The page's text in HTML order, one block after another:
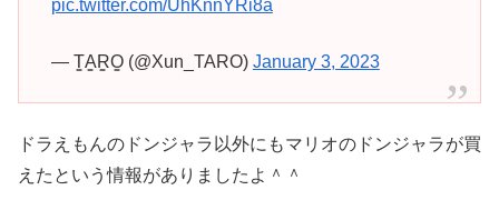
pic.twitter.com/UhKnnYRi8a
— T̳A̳R̳O̳ (@Xun_TARO) January 3, 2023
ドラえもんのドンジャラ以外にもマリオのドンジャラが買
えたという情報がありましたよ＾＾